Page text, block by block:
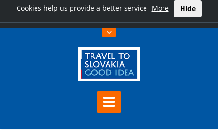
Cookies help us provide a better service More Hide